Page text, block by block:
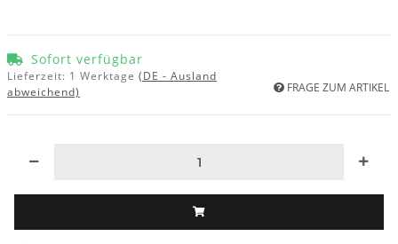
Sofort verfügbar
Lieferzeit: 1 Werktage (DE - Ausland
abweichend)
FRAGE ZUM ARTIKEL